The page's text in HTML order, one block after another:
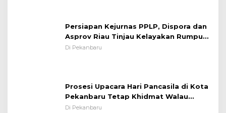
Asprov Riau Tinjau Kelayakan Rumput
Lapangan Sepakbola
Di Pekanbaru
Pekanbaru Tetap Khidmat Walau
Dalam Ruangan
Di Pekanbaru